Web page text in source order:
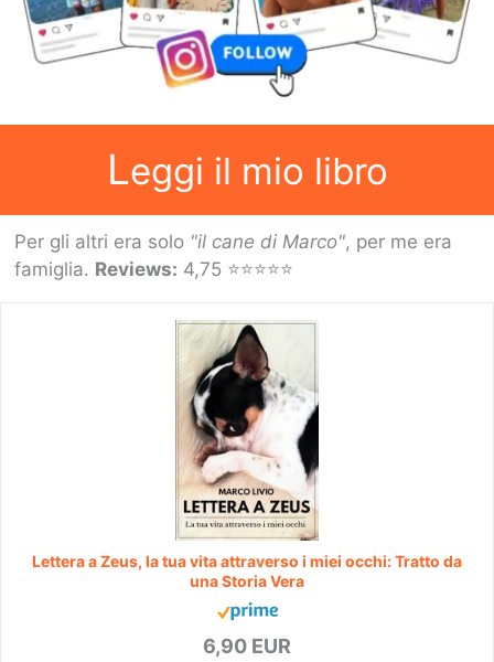
Leggi il mio libro
Per gli altri era solo "il cane di Marco", per me era
famiglia. Reviews: 4,75 ⭐⭐⭐⭐⭐
Lettera a Zeus, la tua vita attraverso i miei occhi: Tratto da
una Storia Vera
6,90 EUR